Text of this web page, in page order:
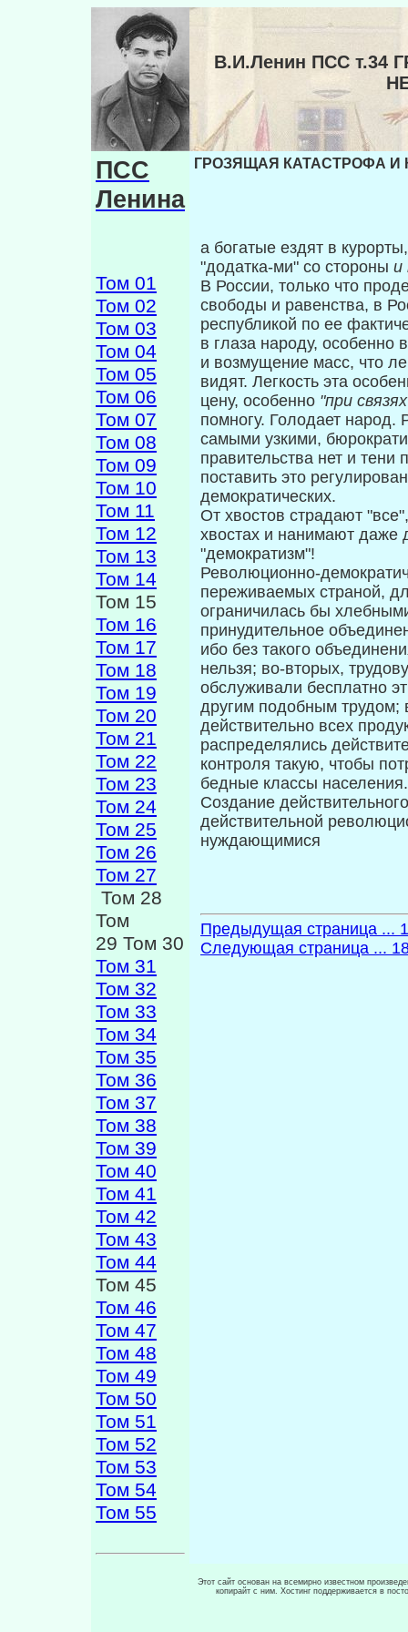
В.И.Ленин ПСС т.34
ПСС
Ленина
Том 01
Том 02
Том 03
Том 04
Том 05
Том 06
Том 07
Том 08
Том 09
Том 10
Том 11
Том 12
Том 13
Том 14
Том 15
Том 16
Том 17
Том 18
Том 19
Том 20
Том 21
Том 22
Том 23
Том 24
Том 25
Том 26
Том 27
Том 28
Том
29 Том 30
Том 31
Том 32
Том 33
Том 34
Том 35
Том 36
Том 37
Том 38
Том 39
Том 40
Том 41
Том 42
Том 43
Том 44
Том 45
Том 46
Том 47
Том 48
Том 49
Том 50
Том 51
Том 52
Том 53
Том 54
Том 55
ГРОЗЯЩАЯ КАТАСТРОФА И
а богатые ездят в
"додатка-ми" со стороны и
В России, только что
свободы и ра­венства, в
республикой по ее
в глаза народу, особенно
и возмущение масс, что
видят. Легкость эта
цену, особенно "при
помногу. Голодает народ.
самыми узки­ми,
правительства нет и
поставить это
демократических.
От хвостов страдают
хвостах и нанимают даже
"демократизм"!
Революционно-
пережи­ваемых страной,
ограничилась бы
принудительное
ибо без такого
нельзя; во-вторых,
обслуживали бесплатно
другим подобным трудом;
действительно всех
распределялись
контроля такую, чтобы
бедные классы населения.
Создание
действительной
нуждающимися
Предыдущая страница ...
Следующая страница ...
Этот сайт основан на всемирно известном
копирайт с ним. Хостинг поддерживается в